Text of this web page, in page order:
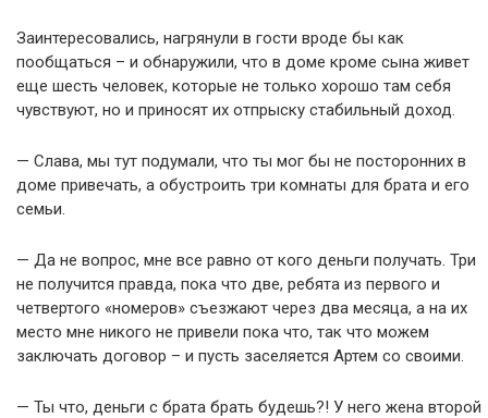
Заинтересовались, нагрянули в гости вроде бы как
пообщаться – и обнаружили, что в доме кроме сына живет
еще шесть человек, которые не только хорошо там себя
чувствуют, но и приносят их отпрыску стабильный доход.
— Слава, мы тут подумали, что ты мог бы не посторонних в
доме привечать, а обустроить три комнаты для брата и его
семьи.
— Да не вопрос, мне все равно от кого деньги получать. Три
не получится правда, пока что две, ребята из первого и
четвертого «номеров» съезжают через два месяца, а на их
место мне никого не привели пока что, так что можем
заключать договор – и пусть заселяется Артем со своими.
— Ты что, деньги с брата брать будешь?! У него жена второй